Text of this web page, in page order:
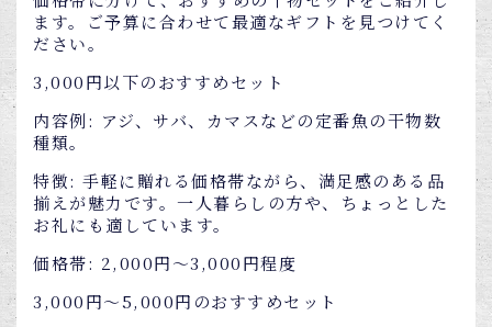
ます。ご予算に合わせて最適なギフトを見つけてく
ださい。
3,000円以下のおすすめセット
内容例: アジ、サバ、カマスなどの定番魚の干物数
種類。
特徴: 手軽に贈れる価格帯ながら、満足感のある品
揃えが魅力です。一人暮らしの方や、ちょっとした
お礼にも適しています。
価格帯: 2,000円～3,000円程度
3,000円～5,000円のおすすめセット